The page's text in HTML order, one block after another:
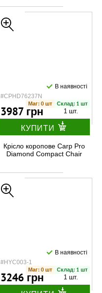
#CPHD76237N
В наявності
Маг: 0 шт Склад: 1 шт
3987 грн 1 шт.
КУПИТИ
Крісло коропове Carp Pro
Diamond Compact Chair
#HYC003-1
В наявності
Маг: 0 шт Склад: 1 шт
3246 грн 1 шт.